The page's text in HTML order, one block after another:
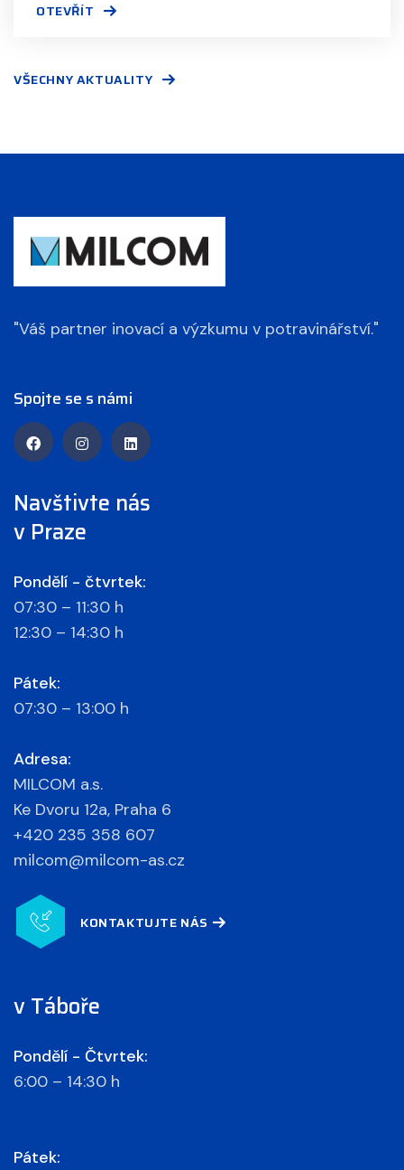
OTEVŘÍT
VŠECHNY AKTUALITY
"Váš partner inovací a výzkumu v potravinářství."
Spojte se s námi
Navštivte nás
v Praze
Pondělí - čtvrtek:
07:30 – 11:30 h
12:30 – 14:30 h
Pátek:
07:30 – 13:00 h
Adresa:
MILCOM a.s.
Ke Dvoru 12a, Praha 6
+420 235 358 607
milcom@milcom-as.cz
KONTAKTUJTE NÁS
v Táboře
Pondělí - Čtvrtek:
6:00 – 14:30 h
Pátek: